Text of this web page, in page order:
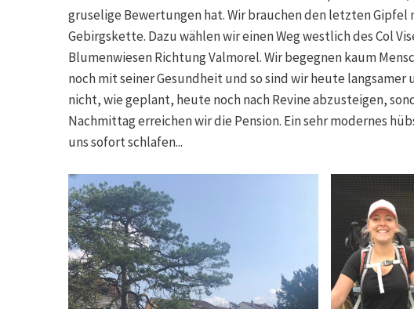
gruselige Bewertungen hat. Wir brauchen den letzten
Gebirgskette. Dazu wählen wir einen Weg westlich des Col
Blumenwiesen Richtung Valmorel. Wir begegnen kaum
noch mit seiner Gesundheit und so sind wir heute
nicht, wie geplant, heute noch nach Revine abzusteigen,
Nachmittag erreichen wir die Pension. Ein sehr modernes
uns sofort schlafen...